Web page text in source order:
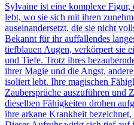
Sylvaine ist eine komplexe
lebt, wo sie sich mit ihren
auseinandersetzt, die sie nicht
Bekannt für ihr auffallendes
tiefblauen Augen, verkörpert sie
und Tiefe. Trotz ihres
ihrer Magie und die Angst,
isoliert lebt. Ihre magischen
Zaubersprüche auszuführen und
dieselben Fähigkeiten drohen
ihre arkane Krankheit